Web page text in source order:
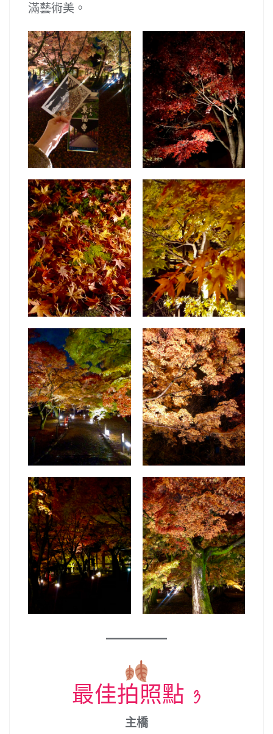
滿藝術美。
最佳拍照點 3
主橋